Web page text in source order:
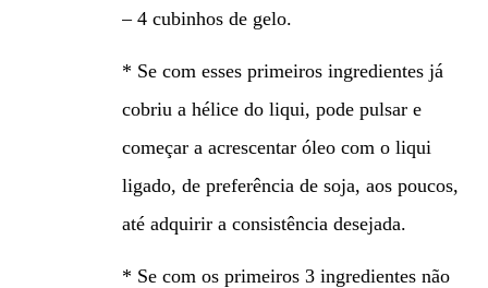
– 4 cubinhos de gelo.
* Se com esses primeiros ingredientes já
cobriu a hélice do liqui, pode pulsar e
começar a acrescentar óleo com o liqui
ligado, de preferência de soja, aos poucos,
até adquirir a consistência desejada.
* Se com os primeiros 3 ingredientes não